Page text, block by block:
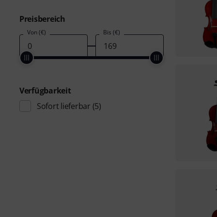
Preisbereich
Von (€) Bis (€)
Verfügbarkeit
Sofort lieferbar (5)